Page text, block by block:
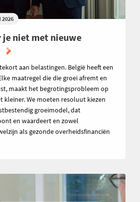
2026
je niet met nieuwe
aan belastingen. België heeft een
maatregel die die groei afremt en
maakt het begrotingsprobleem op
kleiner. We moeten resoluut kiezen
groeimodel, dat
en waardeert en zowel
als gezonde overheidsfinanciën